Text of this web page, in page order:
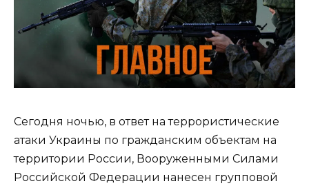
Сегодня ночью, в ответ на террористические
атаки Украины по гражданским объектам на
территории России, Вооруженными Силами
Российской Федерации нанесен групповой